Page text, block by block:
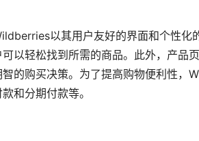
以其用户友好的界面和个性化
可以轻松找到所需的商品。此外，产品
智的购买决策。为了提高购物便利性，
和分期付款等。